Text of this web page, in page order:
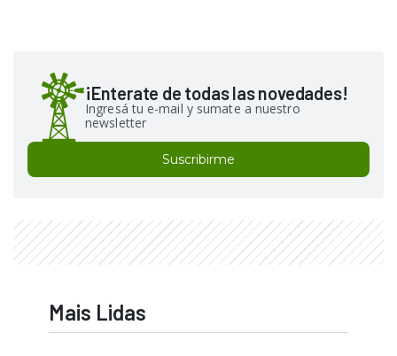
¡Enterate de todas las novedades!
Ingresá tu e-mail y sumate a nuestro
newsletter
Suscribirme
Mais Lidas